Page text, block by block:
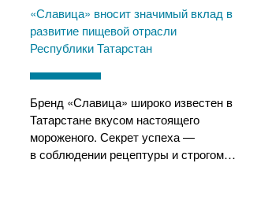
«Славица» вносит значимый вклад в
развитие пищевой отрасли
Республики Татарстан
Бренд «Славица» широко известен в
Татарстане вкусом настоящего
мороженого. Секрет успеха —
в соблюдении рецептуры и строгом…